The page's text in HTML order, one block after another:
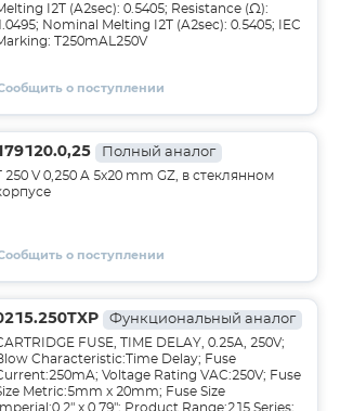
I2T (A2sec): 0.5405; Resistance (Ω):
Nominal Melting I2T (A2sec): 0.5405; IEC
T250mAL250V
о поступлении
Полный аналог
250 V 0,250 A 5x20 mm GZ, в стеклянном
о поступлении
Функциональный аналог
FUSE, TIME DELAY, 0.25A, 250V;
Characteristic:Time Delay; Fuse
Voltage Rating VAC:250V; Fuse
Metric:5mm x 20mm; Fuse Size
Imperial:0.2" x 0.79"; Product Range:215 Series;